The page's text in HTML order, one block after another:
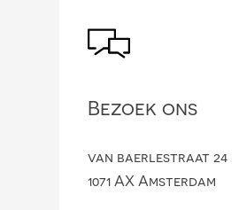
Bezoek ons
van baerlestraat 24
1071 AX Amsterdam